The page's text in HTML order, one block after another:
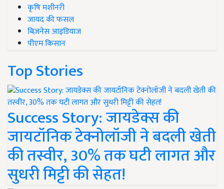
कृषि मशीनरी
जायद की फसल
बिज़नेस आइडियाज
पीएम किसान
Top Stories
Success Story: जायडेक्स की
जायटॉनिक टेक्नोलॉजी ने बदली खेती
की तस्वीर, 30% तक घटी लागत और
सुधरी मिट्टी की सेहत!